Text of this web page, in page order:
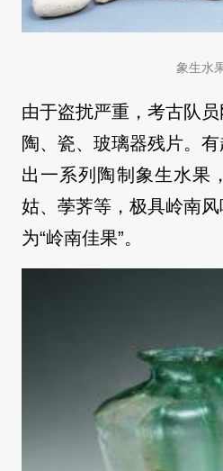
象生水
由于盗扰严重，考古队
陶、瓷、玻璃器残片。
出一系列陶制象生水果
姑、荸荠等，极具岭南
为“岭南佳果”。